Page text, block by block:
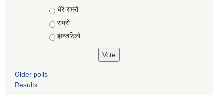
Choices
धेरै राम्रो
राम्रो
झन्जटिलो
Older polls
Results